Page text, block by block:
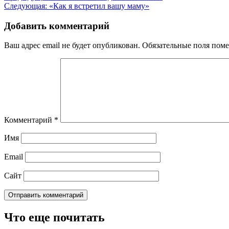
по
записям
Следующая: «Как я встретил вашу маму»
Добавить комментарий
Ваш адрес email не будет опубликован. Обязательные поля
Комментарий *
Имя
Email
Сайт
Что еще почитать